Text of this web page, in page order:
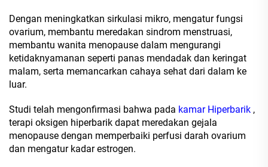
Dengan meningkatkan sirkulasi mikro, mengatur fungsi
ovarium, membantu meredakan sindrom menstruasi,
membantu wanita menopause dalam mengurangi
ketidaknyamanan seperti panas mendadak dan keringat
malam, serta memancarkan cahaya sehat dari dalam ke
luar.
Studi telah mengonfirmasi bahwa pada kamar Hiperbarik ,
terapi oksigen hiperbarik dapat meredakan gejala
menopause dengan memperbaiki perfusi darah ovarium
dan mengatur kadar estrogen.